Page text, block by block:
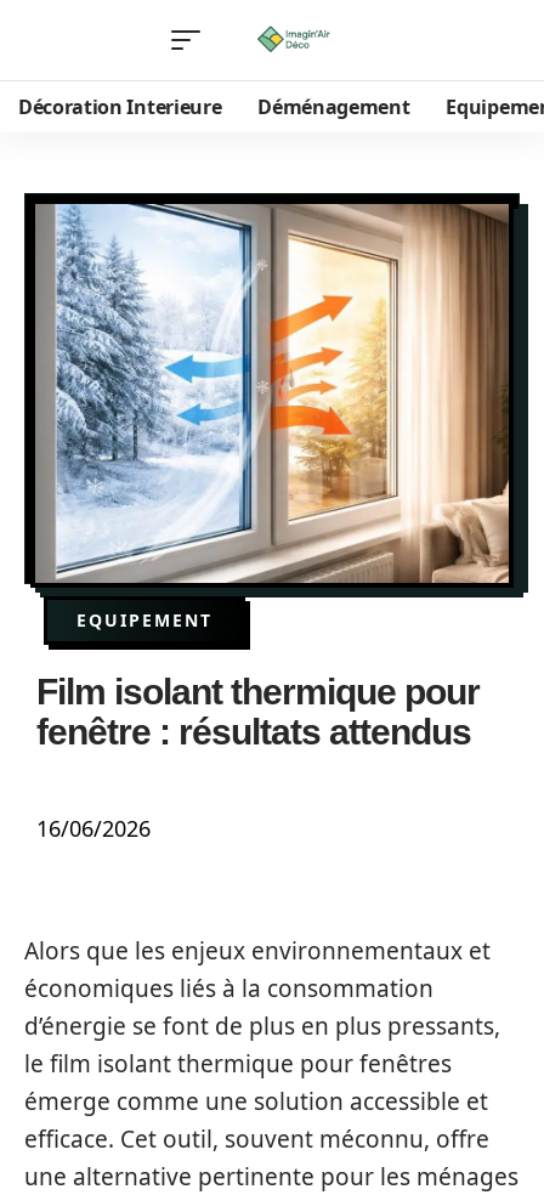
Décoration Interieure Déménagement
EQUIPEMENT
Film isolant thermique pour
fenêtre : résultats attendus
16/06/2026
Alors que les enjeux environnementaux et
économiques liés à la consommation
d’énergie se font de plus en plus pressants,
le film isolant thermique pour fenêtres
émerge comme une solution accessible et
efficace. Cet outil, souvent méconnu, offre
une alternative pertinente pour les ménages